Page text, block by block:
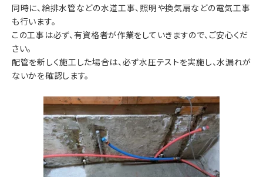
同時に、給排水管などの水道工事、照明や換気扇などの電気工事
も行います。
この工事は必ず、有資格者が作業をしていきますので、ご安心くだ
さい。
配管を新しく施工した場合は、必ず水圧テストを実施し、水漏れが
ないかを確認します。